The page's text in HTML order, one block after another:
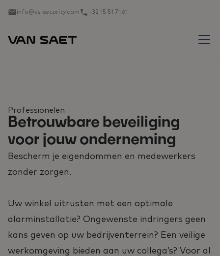
info@vs-security.com +32 15 51 71 61
Professionelen
Betrouwbare beveiliging
voor jouw onderneming
Bescherm je eigendommen en medewerkers
zonder zorgen.
Uw winkel uitrusten met een optimale
alarminstallatie? Ongewenste indringers geen
kans geven op uw bedrijventerrein? Een veilige
werkomgeving bieden aan uw collega’s? Voor al